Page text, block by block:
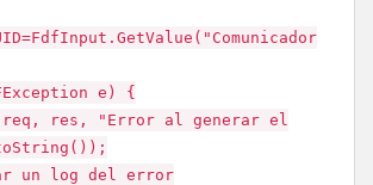
e) {
res, "Error al generar el
un log del error